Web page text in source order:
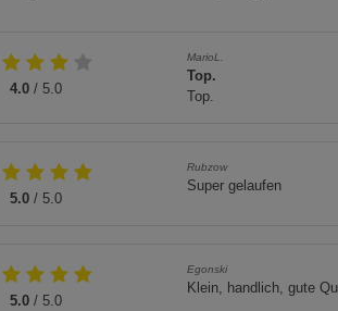
4.0/ 5.0
MarioL.
Top.
Top.
5.0/ 5.0
Rubzow
Super gelaufen
5.0/ 5.0
Egonski
Klein, handlich, gute